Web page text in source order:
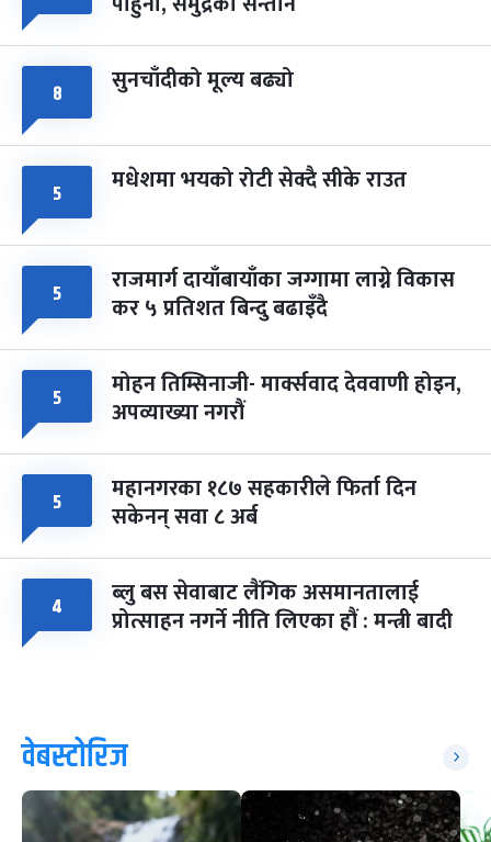
८ सुनचाँदीको मूल्य बढ्यो
५ मधेशमा भयको रोटी सेक्दै सीके राउत
५ राजमार्ग दायाँबायाँका जग्गामा लाग्ने विकास
कर ५ प्रतिशत बिन्दु बढाइँदै
५ मोहन तिम्सिनाजी- मार्क्सवाद देववाणी होइन,
अपव्याख्या नगरौं
५ महानगरका १८७ सहकारीले फिर्ता दिन
सकेनन् सवा ८ अर्ब
४ ब्लु बस सेवाबाट लैंगिक असमानतालाई
प्रोत्साहन नगर्ने नीति लिएका हौं : मन्त्री बादी
वेबस्टोरिज